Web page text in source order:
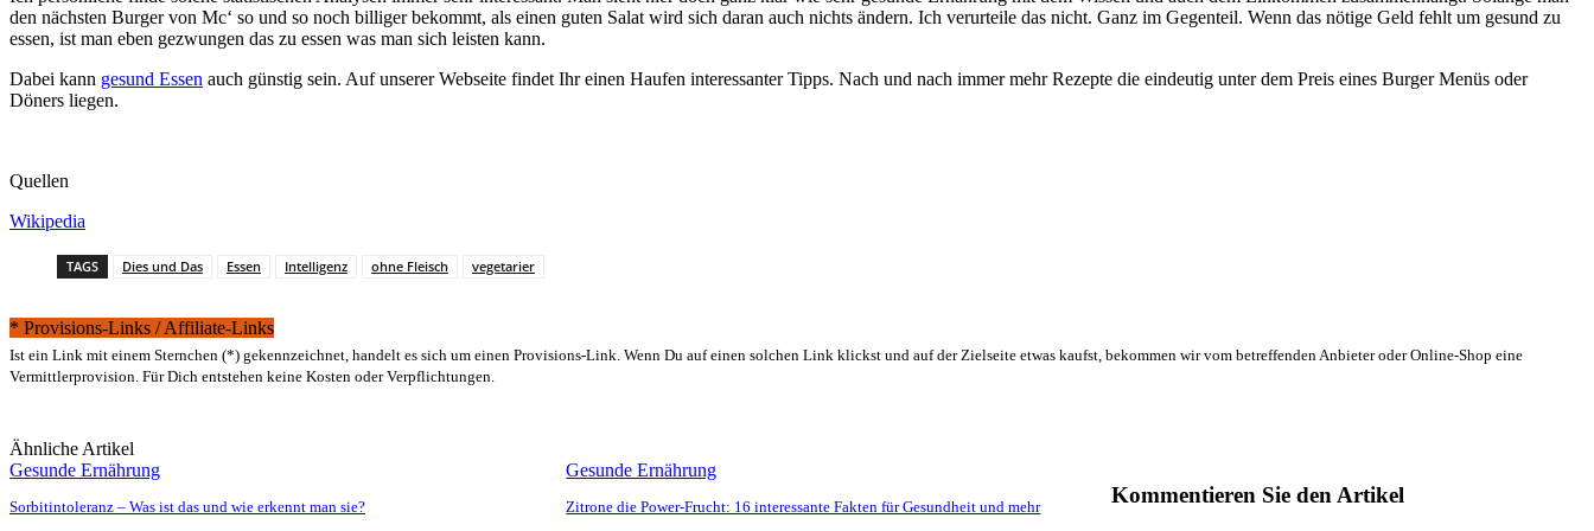
den nächsten Burger von Mc‘ so und so noch billiger bekommt, als einen guten Salat wird sich daran auch nichts ändern. Ich verurteile das nicht. Ganz im Gegenteil. Wenn das nötige Geld fehlt um gesund zu
essen, ist man eben gezwungen das zu essen was man sich leisten kann.
Dabei kann gesund Essen auch günstig sein. Auf unserer Webseite findet Ihr einen Haufen interessanter Tipps. Nach und nach immer mehr Rezepte die eindeutig unter dem Preis eines Burger Menüs oder
Döners liegen.
Quellen
Wikipedia
TAGS Dies und Das Essen Intelligenz ohne Fleisch vegetarier
* Provisions-Links / Affiliate-Links
Ist ein Link mit einem Sternchen (*) gekennzeichnet, handelt es sich um einen Provisions-Link. Wenn Du auf einen solchen Link klickst und auf der Zielseite etwas kaufst, bekommen wir vom betreffenden Anbieter oder Online-Shop eine
Vermittlerprovision. Für Dich entstehen keine Kosten oder Verpflichtungen.
Ähnliche Artikel
Gesunde Ernährung
Sorbitintoleranz – Was ist das und wie erkennt man sie?
Gesunde Ernährung
Zitrone die Power-Frucht: 16 interessante Fakten für Gesundheit und mehr Kommentieren Sie den Artikel